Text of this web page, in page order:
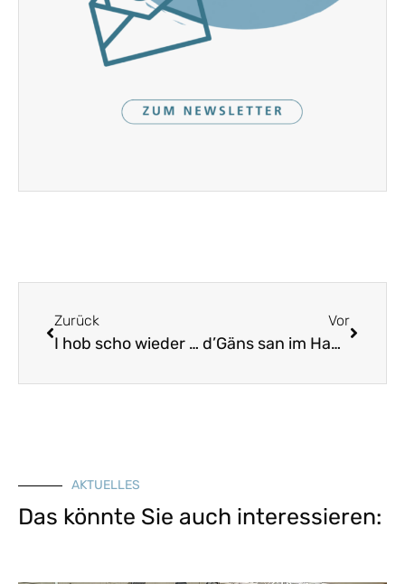
Zurück
I hob scho wieder Schädelweh – Galopp in Bb
Vor
d’Gäns san im Habern – Walzer in D
AKTUELLES
Das könnte Sie auch interessieren: